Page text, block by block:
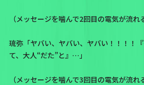
（メッセージを噛んで2回目の電気が流れ
琉弥「ヤバい、ヤバい、ヤバい！！！！
て、大人“だた”と』…」
（メッセージを噛んで3回目の電気が流れ